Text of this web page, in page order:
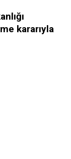
kararıyla